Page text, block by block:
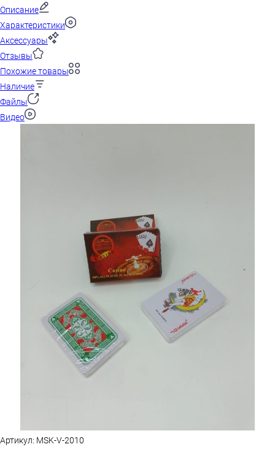
Описание
Характеристики
Аксессуары
Отзывы
Похожие товары
Наличие
Файлы
Видео
Артикул: MSK-V-2010